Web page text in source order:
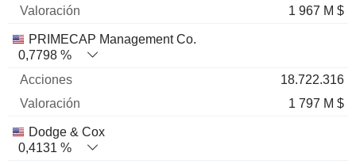
1 967 M $
PRIMECAP Management Co.
0,7798 %
18.722.316
1 797 M $
Dodge & Cox
0,4131 %